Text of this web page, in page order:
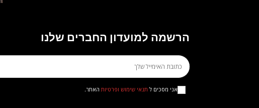
הרשמה למועדון החברים שלנו
אני מסכים ל תנאי שימוש ופרטיותהאתר.